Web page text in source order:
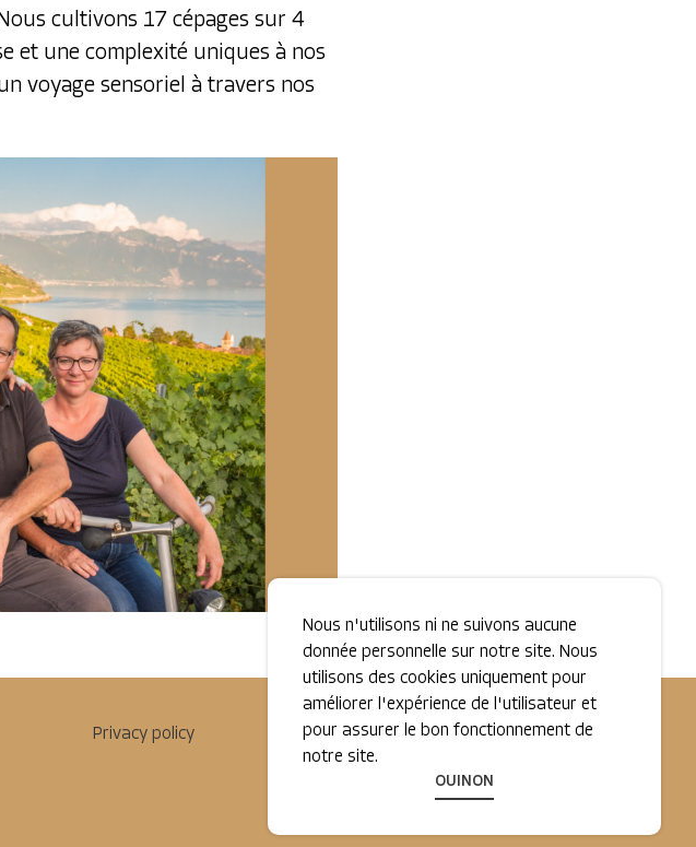
cultivons 17 cépages sur 4
et une complexité uniques à nos
voyage sensoriel à travers nos
Privacy policy
Nous n'utilisons ni ne suivons aucune
donnée personnelle sur notre site. Nous
utilisons des cookies uniquement pour
améliorer l'expérience de l'utilisateur et
pour assurer le bon fonctionnement de
notre site.
OUINON